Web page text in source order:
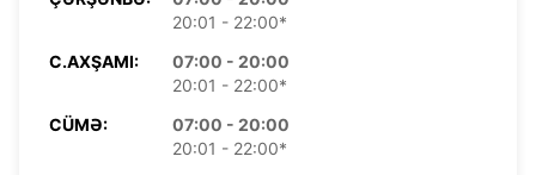
20:01 - 22:00*
C.AXŞAMI:
07:00 - 20:00
20:01 - 22:00*
CÜMƏ:
07:00 - 20:00
20:01 - 22:00*